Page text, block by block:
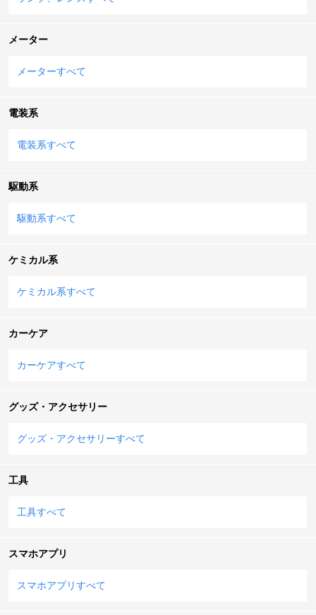
メーター
メーターすべて
電装系
電装系すべて
駆動系
駆動系すべて
ケミカル系
ケミカル系すべて
カーケア
カーケアすべて
グッズ・アクセサリー
グッズ・アクセサリーすべて
工具
工具すべて
スマホアプリ
スマホアプリすべて